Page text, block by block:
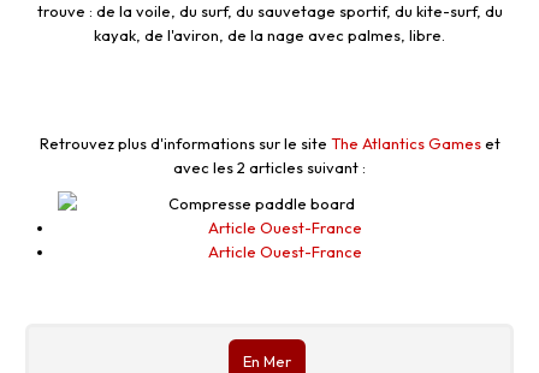
trouve : de la voile, du surf, du sauvetage sportif, du kite-surf, du
kayak, de l'aviron, de la nage avec palmes, libre.
Retrouvez plus d'informations sur le site The Atlantics Gameset
avec les 2 articles suivant :
Article Ouest-France
Article Ouest-France
En Mer